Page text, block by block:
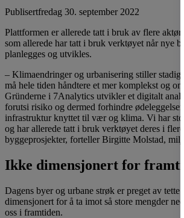
Publisertfredag 30. september 2022
Plattformen er allerede tatt i bruk av flere
som allerede har tatt i bruk verktøyet når nye
planlegges og utvikles.
– Klimaendringer og urbanisering stiller stadig
må hele tiden håndtere et mer komplekst og
Gründerne i 7Analytics utvikler et digitalt
forutsi risiko og dermed forhindre ødeleggelser
infrastruktur knyttet til vær og klima. Vi har
og har allerede tatt i bruk verktøyet deres i flere
byggeprosjekter, forteller Birgitte Molstad,
Ikke dimensjonert for
Dagens byer og urbane strøk er preget av tette
dimensjonert for å ta imot så store mengder
oss i framtiden.